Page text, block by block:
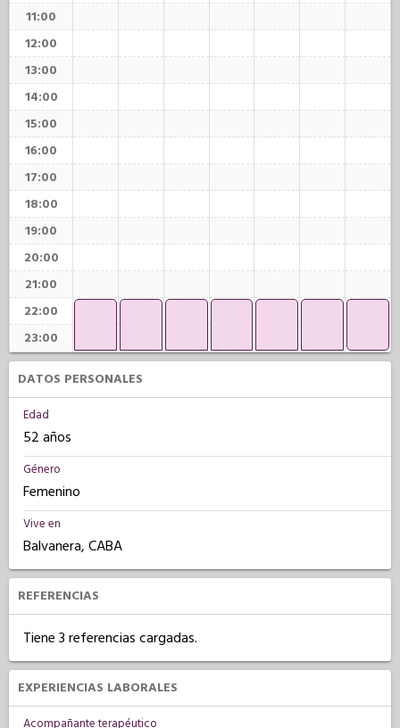
11:00
12:00
13:00
14:00
15:00
16:00
17:00
18:00
19:00
20:00
21:00
22:00
23:00
DATOS PERSONALES
Edad
52 años
Género
Femenino
Vive en
Balvanera, CABA
REFERENCIAS
Tiene 3 referencias cargadas.
EXPERIENCIAS LABORALES
Acompañante terapéutico